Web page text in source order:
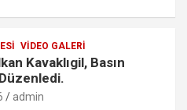
VIDEO GALERI
Kavaklıgil, Basın
admin